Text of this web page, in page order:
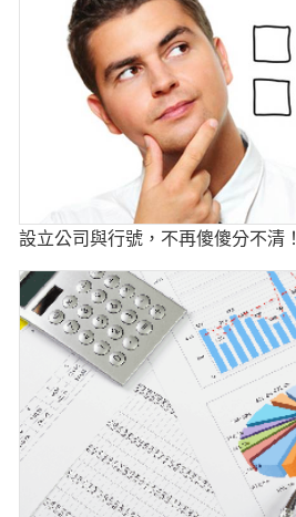
設立公司與行號，不再傻傻分不清！